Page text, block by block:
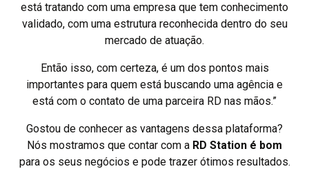
está tratando com uma empresa que tem conhecimento
validado, com uma estrutura reconhecida dentro do seu
mercado de atuação.
Então isso, com certeza, é um dos pontos mais
importantes para quem está buscando uma agência e
está com o contato de uma parceira RD nas mãos.”
Gostou de conhecer as vantagens dessa plataforma?
Nós mostramos que contar com a RD Station é bom
para os seus negócios e pode trazer ótimos resultados.